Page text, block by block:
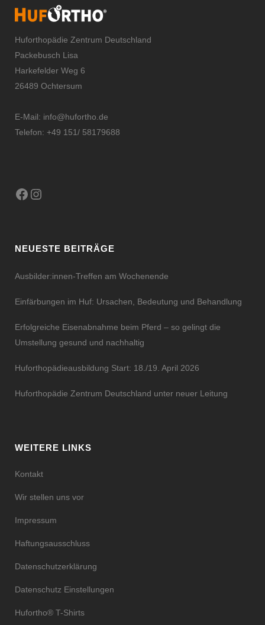
Huforthopädie Zentrum Deutschland
Packebusch Lisa
Harkefelder Weg 6
26489 Ochtersum
E-Mail: info@hufortho.de
Telefon: +49 151/ 58179688
Facebook
Instagram
NEUESTE BEITRÄGE
Ausbilder:innen-Treffen am Wochenende
Einfärbungen im Huf: Ursachen, Bedeutung und Behandlung
Erfolgreiche Eisenabnahme beim Pferd – so gelingt die
Umstellung gesund und nachhaltig
Huforthopädieausbildung Start: 18./19. April 2026
Huforthopädie Zentrum Deutschland unter neuer Leitung
WEITERE LINKS
Kontakt
Wir stellen uns vor
Impressum
Haftungsausschluss
Datenschutzerklärung
Datenschutz Einstellungen
Hufortho® T-Shirts